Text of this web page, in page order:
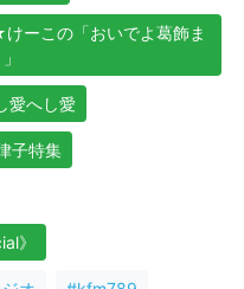
ーこの「おいでよ葛飾ま
愛へし愛
子特集
》